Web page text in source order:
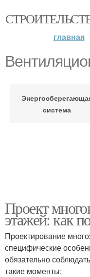
главная
система
Проект
этажей: как
Проектирование
специфические
обязательно
такие моменты: